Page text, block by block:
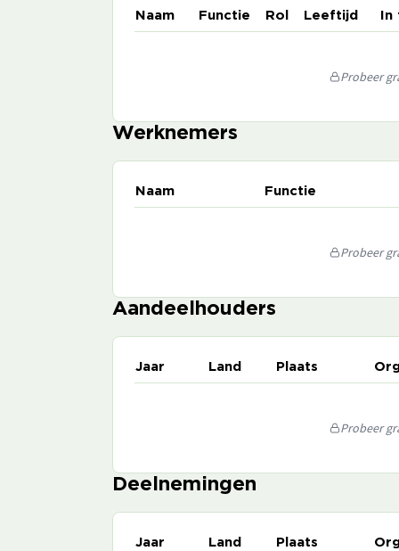
Naam Functie Rol Leeftijd
Probeer
Werknemers
Naam Functie
Probeer
Aandeelhouders
Jaar Land Plaats
Probeer
Deelnemingen
Jaar Land Plaats